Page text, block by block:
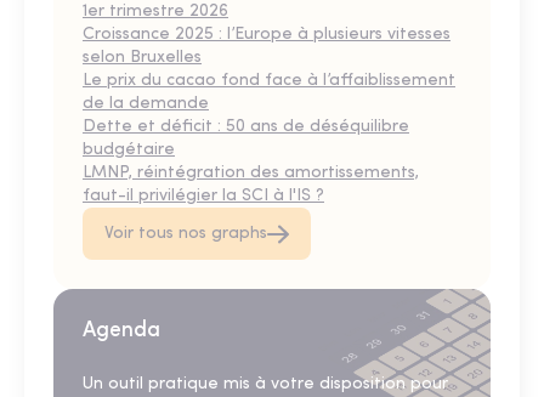
1er trimestre 2026
Croissance 2025 : l’Europe à plusieurs vitesses
selon Bruxelles
Le prix du cacao fond face à l’affaiblissement
de la demande
Dette et déficit : 50 ans de déséquilibre
budgétaire
LMNP, réintégration des amortissements,
faut-il privilégier la SCI à l'IS ?
Voir tous nos graphs
Agenda
Un outil pratique mis à votre disposition pour